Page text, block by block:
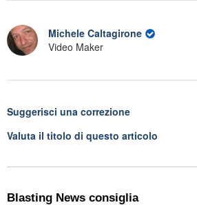
Michele Caltagirone
Video Maker
Suggerisci una correzione
Valuta il titolo di questo articolo
Blasting News consiglia